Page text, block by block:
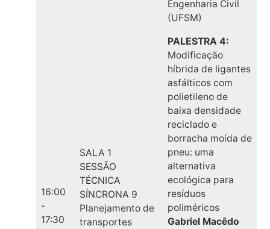
Engenharia Civil
(UFSM)
PALESTRA 4:
Modificação
híbrida de ligantes
asfálticos com
polietileno de
baixa densidade
reciclado e
borracha moída de
pneu: uma
alternativa
ecológica para
resíduos
poliméricos
Gabriel Macêdo
16:00
-
17:30
SALA 1
SESSÃO
TÉCNICA
SÍNCRONA 9
Planejamento de
transportes